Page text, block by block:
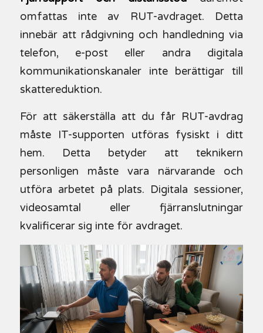
omfattas inte av RUT-avdraget. Detta
innebär att rådgivning och handledning via
telefon, e-post eller andra digitala
kommunikationskanaler inte berättigar till
skattereduktion.
För att säkerställa att du får RUT-avdrag
måste IT-supporten utföras fysiskt i ditt
hem. Detta betyder att teknikern
personligen måste vara närvarande och
utföra arbetet på plats. Digitala sessioner,
videosamtal eller fjärranslutningar
kvalificerar sig inte för avdraget.